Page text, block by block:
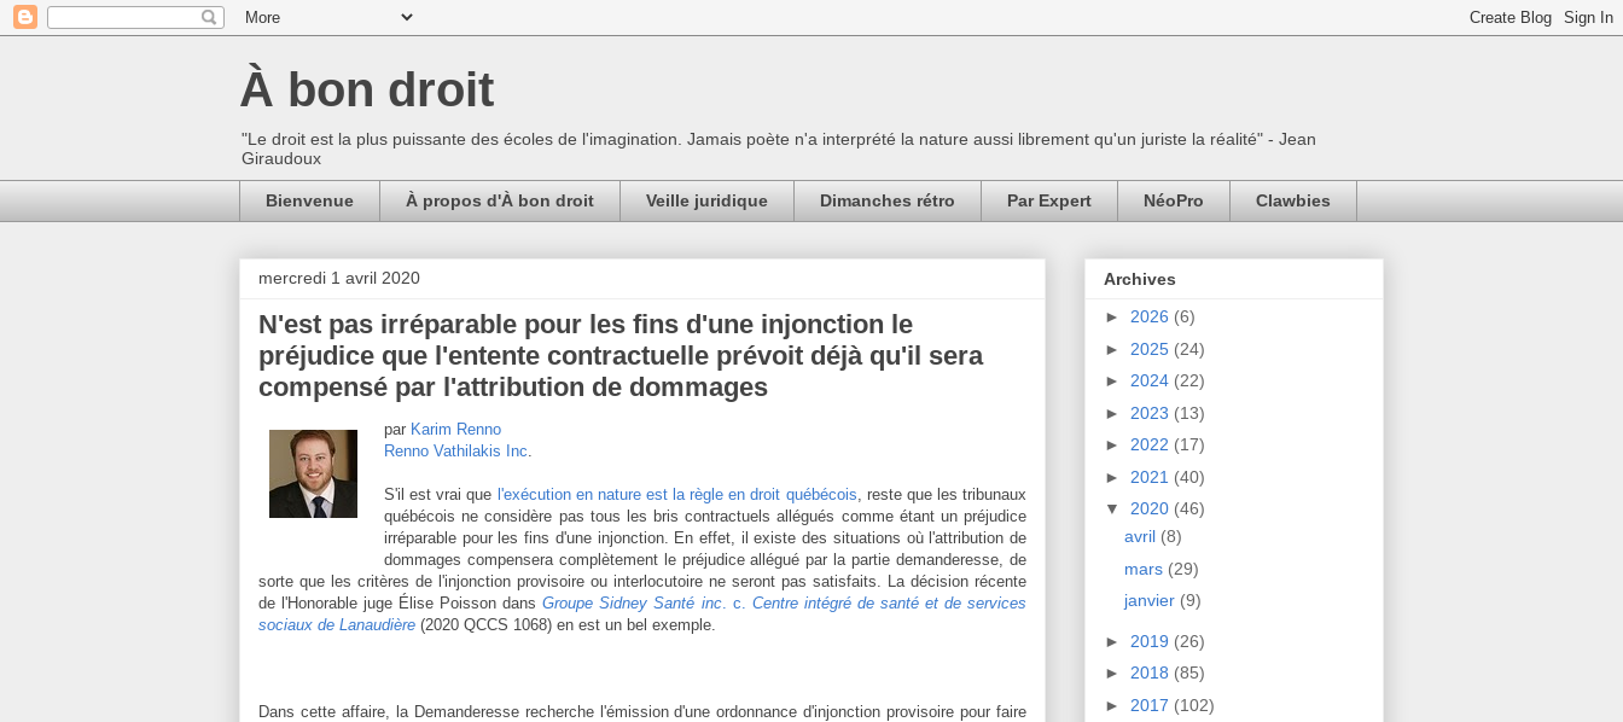
À bon droit
"Le droit est la plus puissante des écoles de l'imagination. Jamais poète n'a interprété la nature aussi librement qu'un juriste la réalité" - Jean
Giraudoux
Bienvenue À propos d'À bon droit Veille juridique Dimanches rétro Par Expert NéoPro Clawbies
mercredi 1 avril 2020
N'est pas irréparable pour les fins d'une injonction le
préjudice que l'entente contractuelle prévoit déjà qu'il sera
compensé par l'attribution de dommages
par Karim Renno
Renno Vathilakis Inc
S'il est vrai que l'exécution en nature est la règle en droit québécois , reste que les tribunaux
québécois ne considère pas tous les bris contractuels allégués comme étant un préjudice
irréparable pour les fins d'une injonction. En effet, il existe des situations où l'attribution de
dommages compensera complètement le préjudice allégué par la partie demanderesse, de
sorte que les critères de l'injonction provisoire ou interlocutoire ne seront pas satisfaits. La décision récente
de l'Honorable juge Élise Poisson dansGroupe Sidney Santé inc. c. Centre intégré de santé et de services
sociaux de Lanaudière (2020 QCCS 1068) en est un bel exemple.
Dans cette affaire, la Demanderesse recherche l'émission d'une ordonnance d'injonction provisoire pour faire
Archives
► 2026 (6)
► 2025 (24)
► 2024 (22)
► 2023 (13)
► 2022 (17)
► 2021 (40)
▼ 2020 (46)
avril (8)
mars (29)
janvier (9)
► 2019 (26)
► 2018 (85)
► 2017 (102)